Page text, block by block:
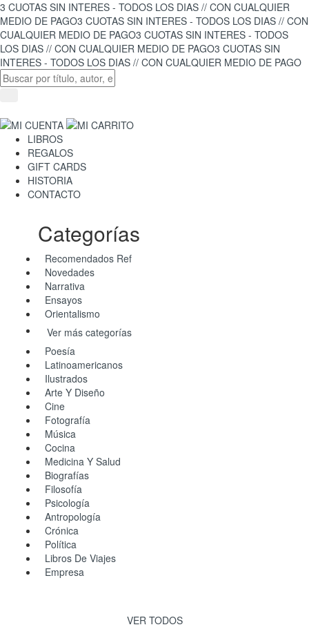
3 CUOTAS SIN INTERES - TODOS LOS DIAS // CON CUALQUIER
MEDIO DE PAGO3 CUOTAS SIN INTERES - TODOS LOS DIAS // CON
CUALQUIER MEDIO DE PAGO3 CUOTAS SIN INTERES - TODOS
LOS DIAS // CON CUALQUIER MEDIO DE PAGO3 CUOTAS SIN
INTERES - TODOS LOS DIAS // CON CUALQUIER MEDIO DE PAGO
LIBROS
REGALOS
GIFT CARDS
HISTORIA
CONTACTO
Categorías
Recomendados Ref
Novedades
Narrativa
Ensayos
Orientalismo
Ver más categorías
Poesía
Latinoamericanos
Ilustrados
Arte Y Diseño
Cine
Fotografía
Música
Cocina
Medicina Y Salud
Biografías
Filosofía
Psicología
Antropología
Crónica
Política
Libros De Viajes
Empresa
VER TODOS